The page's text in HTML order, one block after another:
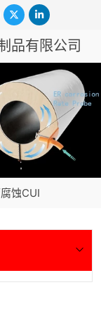
品有限公司
蚀CUI